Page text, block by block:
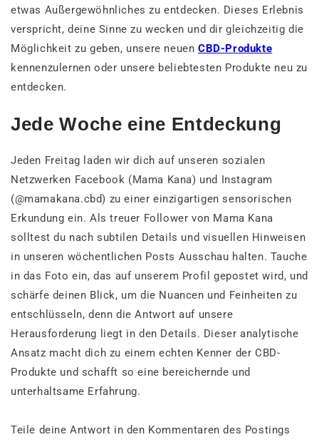
etwas Außergewöhnliches zu entdecken. Dieses Erlebnis
verspricht, deine Sinne zu wecken und dir gleichzeitig die
Möglichkeit zu geben, unsere neuenCBD-Produkte
kennenzulernen oder unsere beliebtesten Produkte neu zu
entdecken.
Jede Woche eine Entdeckung
Jeden Freitag laden wir dich auf unseren sozialen
Netzwerken Facebook (Mama Kana) und Instagram
(@mamakana.cbd) zu einer einzigartigen sensorischen
Erkundung ein. Als treuer Follower von Mama Kana
solltest du nach subtilen Details und visuellen Hinweisen
in unseren wöchentlichen Posts Ausschau halten. Tauche
in das Foto ein, das auf unserem Profil gepostet wird, und
schärfe deinen Blick, um die Nuancen und Feinheiten zu
entschlüsseln, denn die Antwort auf unsere
Herausforderung liegt in den Details. Dieser analytische
Ansatz macht dich zu einem echten Kenner der CBD-
Produkte und schafft so eine bereichernde und
unterhaltsame Erfahrung.
Teile deine Antwort in den Kommentaren des Postings